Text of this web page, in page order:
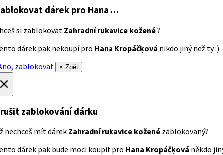
dárek pro Hana …
si zablokovat Zahradní rukavice kožené?
dárek pak nekoupí pro Hana Kropáčķová nikdo jiný než ty :)
zablokovat
× Zpět
zablokování dárku
nechceš mít dárek Zahradní rukavice kožené zablokovaný?
dárek pak bude moci koupit pro Hana Kropáčķová někdo